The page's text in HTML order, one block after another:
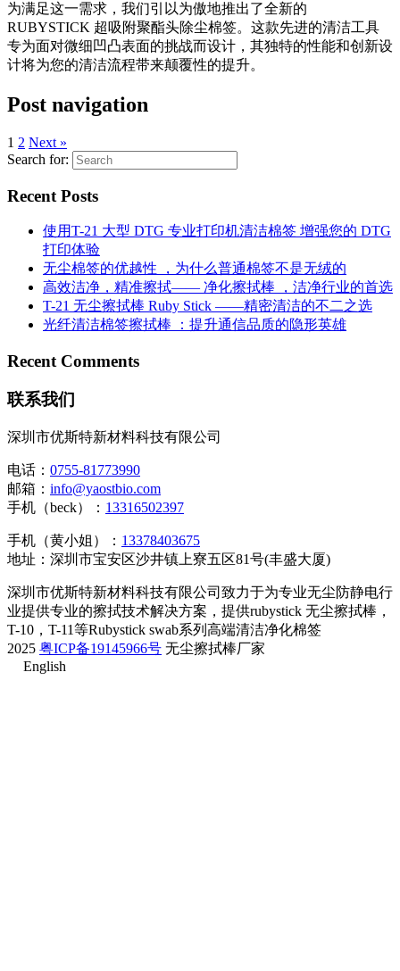
为满足这一需求，我们引以为傲地推出了全新的
RUBYSTICK 超吸附聚酯头除尘棉签。这款先进的清洁工具
专为面对微细凹凸表面的挑战而设计，其独特的性能和创新设
计将为您的清洁流程带来颠覆性的提升。
Post navigation
1 2 Next »
Search for:
Recent Posts
使用T-21 大型 DTG 专业打印机清洁棉签 增强您的 DTG
打印体验
无尘棉签的优越性 ，为什么普通棉签不是无绒的
高效洁净，精准擦拭—— 净化擦拭棒 ，洁净行业的首选
T-21 无尘擦拭棒 Ruby Stick ——精密清洁的不二之选
光纤清洁棉签擦拭棒 ：提升通信品质的隐形英雄
Recent Comments
联系我们
深圳市优斯特新材料科技有限公司
电话： 0755-81773990
邮箱： info@yaostbio.com
手机（beck）： 13316502397
手机（黄小姐）： 13378403675
地址：深圳市宝安区沙井镇上寮五区81号(丰盛大厦)
深圳市优斯特新材料科技有限公司致力于为专业无尘防静电行
业提供专业的擦拭技术解决方案，提供rubystick 无尘擦拭棒，
T-10，T-11等Rubystick swab系列高端清洁净化棉签
2025 粤ICP备19145966号 无尘擦拭棒厂家
English